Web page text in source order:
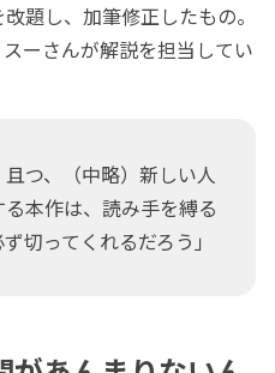
題し、加筆修正したもの。
ーさんが解説を担当してい
つ、（中略）新しい人
本作は、読み手を縛る
切ってくれるだろう」